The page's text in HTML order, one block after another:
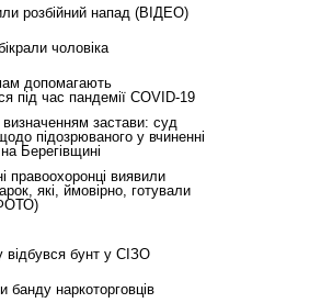
розбійний напад (ВІДЕО)
чоловіка
допомагають
під час пандемії COVID-19
визначенням застави: суд
підозрюваного у вчиненні
Берегівщині
правоохоронці виявили
які, ймовірно, готували
відбувся бунт у СІЗО
банду наркоторговців